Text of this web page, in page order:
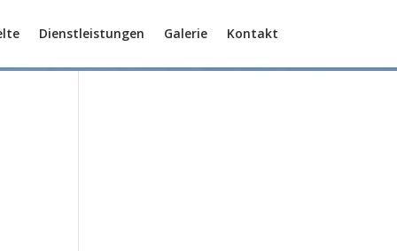
Dienstleistungen Galerie Kontakt